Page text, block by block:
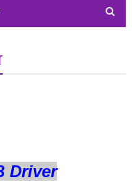
Driver